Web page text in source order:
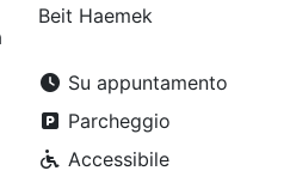
Beit Haemek
Su appuntamento
Parcheggio
Accessibile